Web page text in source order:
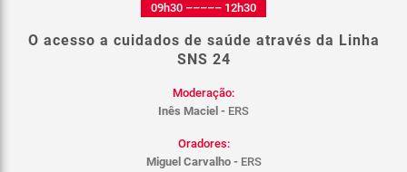
09h30 ––––– 12h30
O acesso a cuidados de saúde através da Linha
SNS 24
Moderação:
Inês Maciel - ERS
Oradores:
Miguel Carvalho -ERS